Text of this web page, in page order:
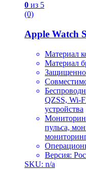
0 из 5
(0)
Apple Watch
Материал
Материал
QZSS, Wi-
устройства
пульса,
Версия:
SKU: n/a